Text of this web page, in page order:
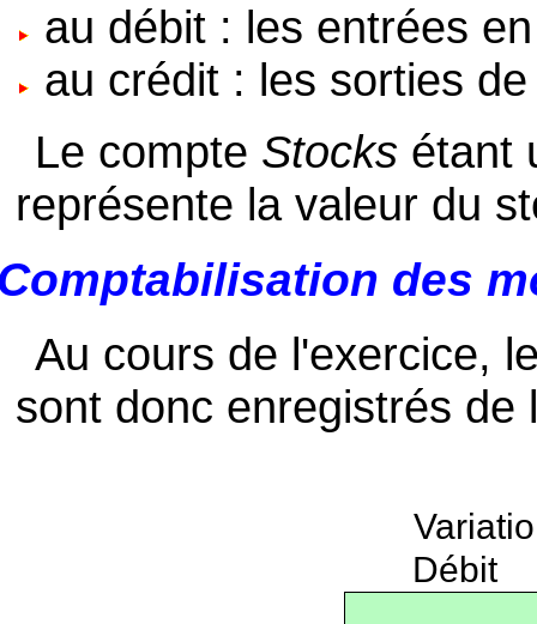
au débit : les entrées
au crédit : les sorties
Le compte Stocks étant
représente la valeur du
des
Au cours de l'exercice,
sont donc enregistrés de
Débit